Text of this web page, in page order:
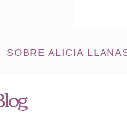
SOBRE ALICIA